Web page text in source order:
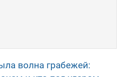
волна грабежей: